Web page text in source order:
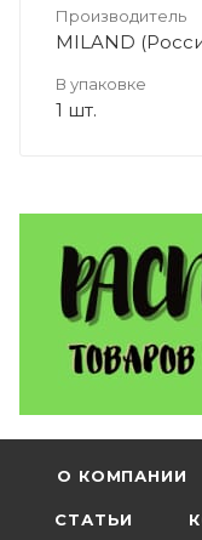
Производитель
MILAND
В упаковке
1 шт.
О КОМПАНИИ
СТАТЬИ